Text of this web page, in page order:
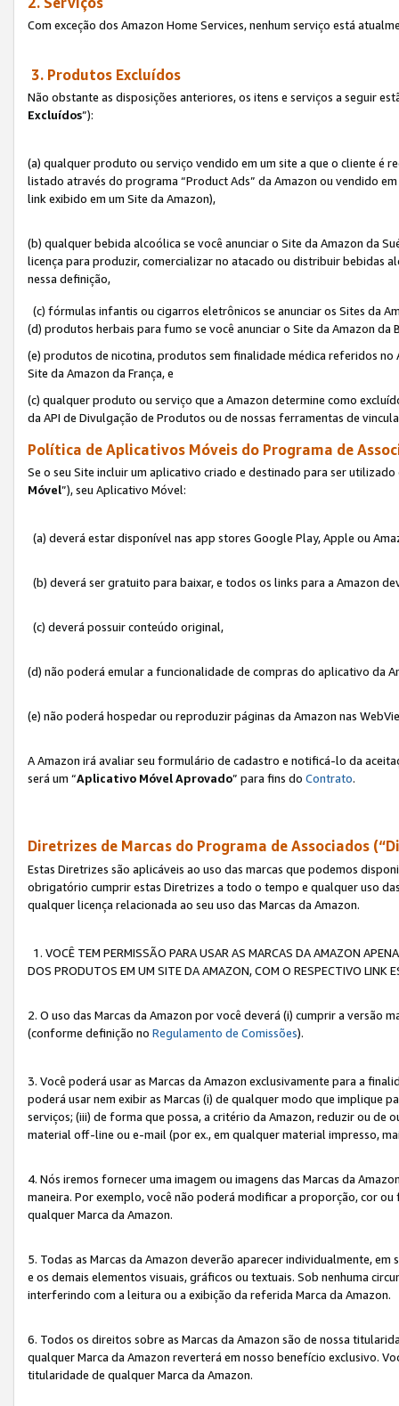
Com exceção dos Amazon Home Services, nenhum serviço está
3. Produtos Excluídos
Não obstante as disposições anteriores, os itens e serviços a seguir
Excluídos”):
(a) qualquer produto ou serviço vendido em um site a que o cliente é
listado através do programa “Product Ads” da Amazon ou vendido
link exibido em um Site da Amazon),
(b) qualquer bebida alcoólica se você anunciar o Site da Amazon da
licença para produzir, comercializar no atacado ou distribuir bebidas
nessa definição,
(c) fórmulas infantis ou cigarros eletrônicos se anunciar os Sites da
(d) produtos herbais para fumo se você anunciar o Site da Amazon da
(e) produtos de nicotina, produtos sem finalidade médica referidos no
Site da Amazon da França, e
(c) qualquer produto ou serviço que a Amazon determine como
da API de Divulgação de Produtos ou de nossas ferramentas de
Política de Aplicativos Móveis do Programa de
Se o seu Site incluir um aplicativo criado e destinado para ser
Móvel”), seu Aplicativo Móvel:
(a) deverá estar disponível nas app stores Google Play, Apple ou
(b) deverá ser gratuito para baixar, e todos os links para a Amazon
(c) deverá possuir conteúdo original,
(d) não poderá emular a funcionalidade de compras do aplicativo da
(e) não poderá hospedar ou reproduzir páginas da Amazon nas
A Amazon irá avaliar seu formulário de cadastro e notificá-lo da
será um “Aplicativo Móvel Aprovado” para fins do Contrato.
Diretrizes de Marcas do Programa de Associados
Estas Diretrizes são aplicáveis ao uso das marcas que podemos
obrigatório cumprir estas Diretrizes a todo o tempo e qualquer uso
qualquer licença relacionada ao seu uso das Marcas da Amazon.
1. VOCÊ TEM PERMISSÃO PARA USAR AS MARCAS DA AMAZON
DOS PRODUTOS EM UM SITE DA AMAZON, COM O RESPECTIVO LINK
2. O uso das Marcas da Amazon por você deverá (i) cumprir a versão
(conforme definição no Regulamento de Comissões).
3. Você poderá usar as Marcas da Amazon exclusivamente para a
poderá usar nem exibir as Marcas (i) de qualquer modo que implique
serviços; (iii) de forma que possa, a critério da Amazon, reduzir ou de
material off-line ou e-mail (por ex., em qualquer material impresso,
4. Nós iremos fornecer uma imagem ou imagens das Marcas da
maneira. Por exemplo, você não poderá modificar a proporção, cor
qualquer Marca da Amazon.
5. Todas as Marcas da Amazon deverão aparecer individualmente,
e os demais elementos visuais, gráficos ou textuais. Sob nenhuma
interferindo com a leitura ou a exibição da referida Marca da Amazon.
6. Todos os direitos sobre as Marcas da Amazon são de nossa
qualquer Marca da Amazon reverterá em nosso benefício exclusivo.
titularidade de qualquer Marca da Amazon.